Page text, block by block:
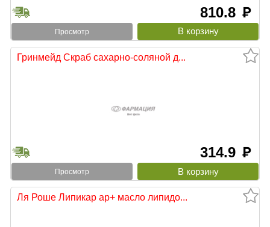
810.8 руб
Просмотр
Гринмейд Скраб сахарно-соляной д...
314.9 руб
Просмотр
Ля Роше Липикар ap+ масло липидо...